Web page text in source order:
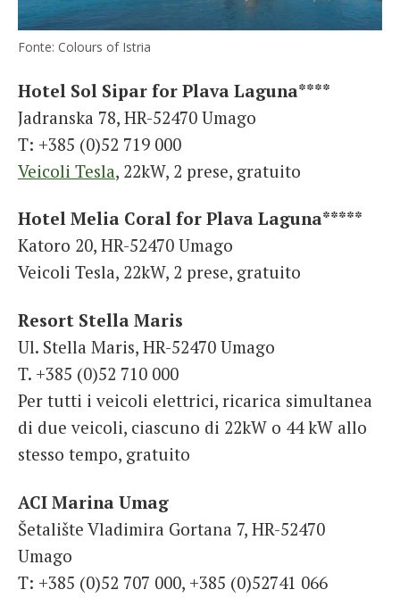
Fonte: Colours of Istria
Hotel Sol Sipar for Plava Laguna****
Jadranska 78, HR-52470 Umago
T: +385 (0)52 719 000
Veicoli Tesla, 22kW, 2 prese, gratuito
Hotel Melia Coral for Plava Laguna*****
Katoro 20, HR-52470 Umago
Veicoli Tesla, 22kW, 2 prese, gratuito
Resort Stella Maris
Ul. Stella Maris, HR-52470 Umago
T. +385 (0)52 710 000
Per tutti i veicoli elettrici, ricarica simultanea
di due veicoli, ciascuno di 22kW o 44 kW allo
stesso tempo, gratuito
ACI Marina Umag
Šetalište Vladimira Gortana 7, HR-52470
Umago
T: +385 (0)52 707 000, +385 (0)52741 066